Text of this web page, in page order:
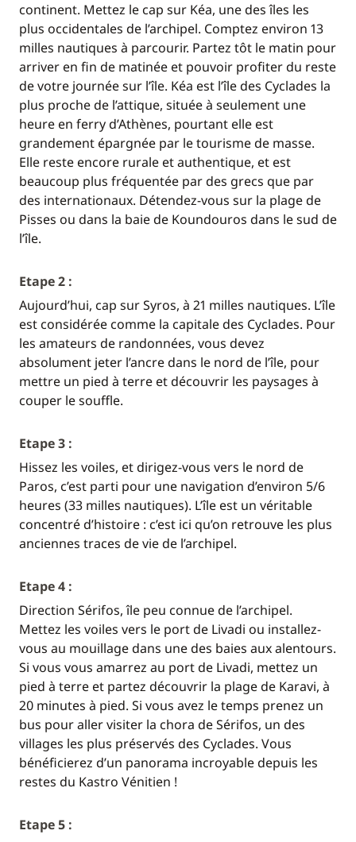
continent. Mettez le cap sur Kéa, une des îles les
plus occidentales de l’archipel. Comptez environ 13
milles nautiques à parcourir. Partez tôt le matin pour
arriver en fin de matinée et pouvoir profiter du reste
de votre journée sur l’île. Kéa est l’île des Cyclades la
plus proche de l’attique, située à seulement une
heure en ferry d’Athènes, pourtant elle est
grandement épargnée par le tourisme de masse.
Elle reste encore rurale et authentique, et est
beaucoup plus fréquentée par des grecs que par
des internationaux. Détendez-vous sur la plage de
Pisses ou dans la baie de Koundouros dans le sud de
l’île.
Etape 2 :
Aujourd’hui, cap sur Syros, à 21 milles nautiques. L’île
est considérée comme la capitale des Cyclades. Pour
les amateurs de randonnées, vous devez
absolument jeter l’ancre dans le nord de l’île, pour
mettre un pied à terre et découvrir les paysages à
couper le souffle.
Etape 3 :
Hissez les voiles, et dirigez-vous vers le nord de
Paros, c’est parti pour une navigation d’environ 5/6
heures (33 milles nautiques). L’île est un véritable
concentré d’histoire : c’est ici qu’on retrouve les plus
anciennes traces de vie de l’archipel.
Etape 4 :
Direction Sérifos, île peu connue de l’archipel.
Mettez les voiles vers le port de Livadi ou installez-
vous au mouillage dans une des baies aux alentours.
Si vous vous amarrez au port de Livadi, mettez un
pied à terre et partez découvrir la plage de Karavi, à
20 minutes à pied. Si vous avez le temps prenez un
bus pour aller visiter la chora de Sérifos, un des
villages les plus préservés des Cyclades. Vous
bénéficierez d’un panorama incroyable depuis les
restes du Kastro Vénitien !
Etape 5 :